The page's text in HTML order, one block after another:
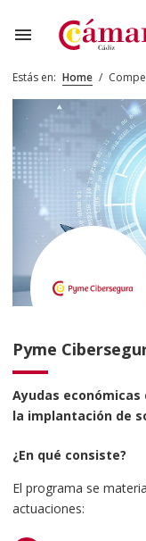
menu
Estás en: Home /
Pyme
Ayudas
la implantación de
¿En qué consiste?
El programa se
actuaciones: